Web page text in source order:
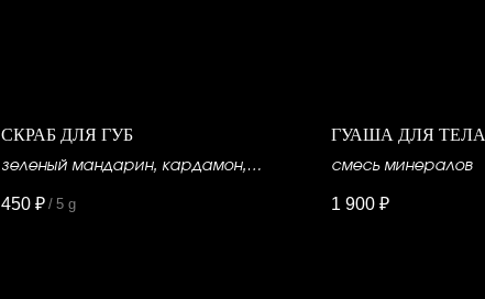
СКРАБ ДЛЯ ГУБ
зеленый мандарин, кардамон,
450 ₽ / 5 g
ГУАША ДЛЯ ТЕЛА
смесь минералов
1 900 ₽